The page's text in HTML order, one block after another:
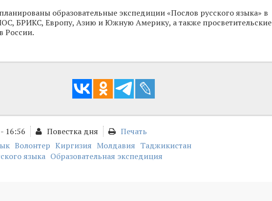
образовательные экспедиции «Послов русского языка» в
БРИКС, Европу, Азию и Южную Америку, а также просветительские
России.
16:56 Повестка дня
Печать
Волонтер Киргизия Молдавия Таджикистан
языка Образовательная экспедиция